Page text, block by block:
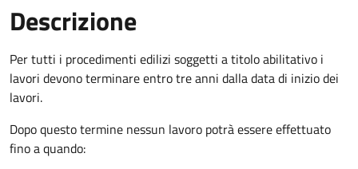
Descrizione
Per tutti i procedimenti edilizi soggetti a titolo abilitativo i
lavori devono terminare entro tre anni dalla data di inizio dei
lavori.
Dopo questo termine nessun lavoro potrà essere effettuato
fino a quando: